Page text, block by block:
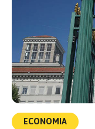
ECONOMIA